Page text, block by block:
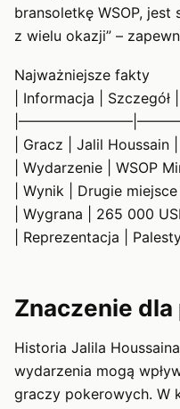
bransoletkę WSOP,
z wielu okazji” –
Najważniejsze fakty
| Informacja | Szczegół |
| Gracz | Jalil Houssain |
| Wydarzenie | WSOP
| Wynik | Drugie miejsce |
| Wygrana | 265 000
| Reprezentacja |
Znaczenie
Historia Jalila
wydarzenia mogą
graczy pokerowych. W